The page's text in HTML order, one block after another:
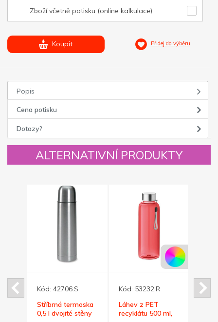
Zboží včetně potisku (online kalkulace)
Koupit Přidej do výběru
Popis
Cena potisku
Dotazy?
ALTERNATIVNÍ PRODUKTY
Kód: 42706.S
Stříbrná termoska
0,5 l dvojité stěny
Kód: 53232.R
Láhev z PET
recyklátu 500 ml,
Kód: